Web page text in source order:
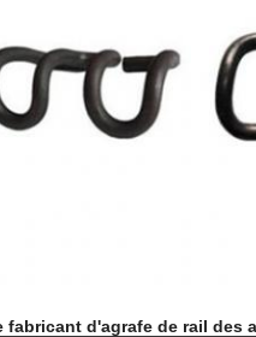
d'agrafe de rail